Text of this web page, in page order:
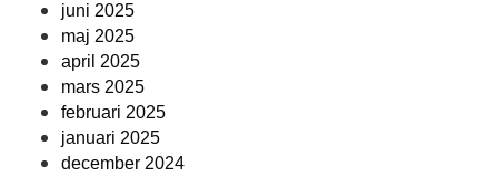
juni 2025
maj 2025
april 2025
mars 2025
februari 2025
januari 2025
december 2024